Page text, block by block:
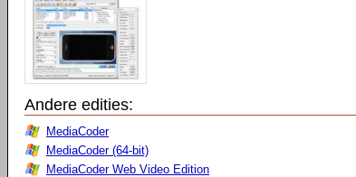
Andere edities:
MediaCoder
MediaCoder (64-bit)
MediaCoder Web Video Edition